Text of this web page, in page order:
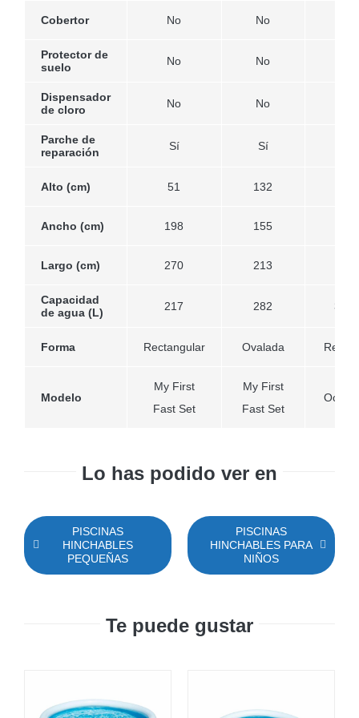
Cobertor No No
Protector de
suelo
No No
Dispensador
de cloro
No No
Parche de
reparación
Sí Sí
Alto (cm) 51 132
Ancho (cm) 198 155
Largo (cm) 270 213
Capacidad
de agua (L)
217 282 3153
Forma Rectangular Ovalada
Modelo
My First
Fast Set
My First
Fast Set
Lo has podido ver en
PISCINAS
HINCHABLES
PEQUEÑAS
PISCINAS
HINCHABLES PARA
NIÑOS
Te puede gustar